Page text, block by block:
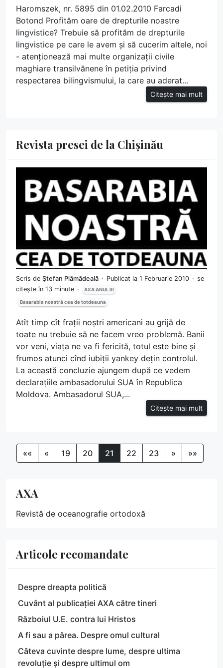
Haromszek, nr. 5895 din 01.02.2010 Farcadi
Botond Profităm oare de drepturile noastre
lingvistice? Trebuie să profităm de drepturile
lingvistice pe care le avem și să cucerim altele, noi
- atenționează mai multe organizații civile
maghiare transilvănene în petiția privind
respectarea bilingvismului, la care au aderat...
Citește mai mult
Revista presei de la Chișinău
Scris de Ștefan Plămădeală Publicat la 1 Februarie 2010
se
citește în 13 minute
AXA ANUL III
Basarabia noastră cea de totdeauna
Atît timp cît frații noștri americani au grijă de
toate nu trebuie să ne facem vreo problemă. Banii
vor veni, viața ne va fi fericită, totul este bine și
frumos atunci cînd iubiții yankey dețin controlul.
La această concluzie ajungem după ce vedem
declarațiile ambasadorului SUA în Republica
Moldova. Ambasadorul SUA,...
Citește mai mult
«« « 19 20 21 22 23 » »»
AXA
Revistă de oceanografie ortodoxă
Articole recomandate
Despre dreapta politică
Cuvânt al publicației AXA către tineri
Războiul U.E. contra lui Hristos
A fi sau a părea. Despre omul cultural
Câteva cuvinte despre lume, despre ultima
revoluție și despre ultimul om